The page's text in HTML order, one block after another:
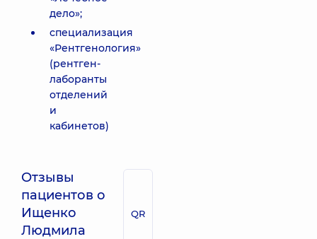
дело»;
специализация
«Рентгенология»
(рентген-
лаборанты
отделений
и
кабинетов)
Отзывы
пациентов о
Ищенко
Людмила
QR